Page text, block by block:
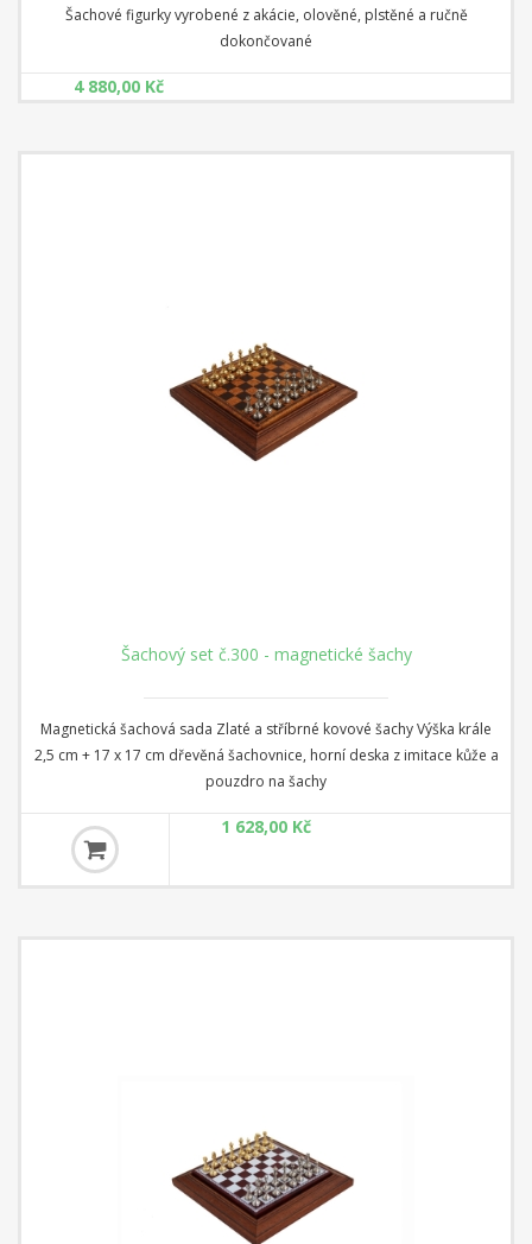
Šachové figurky vyrobené z akácie, olověné, plstěné a ručně
dokončované
4 880,00 Kč
Šachový set č.300 - magnetické šachy
Magnetická šachová sada Zlaté a stříbrné kovové šachy Výška krále
2,5 cm + 17 x 17 cm dřevěná šachovnice, horní deska z imitace kůže a
pouzdro na šachy
1 628,00 Kč